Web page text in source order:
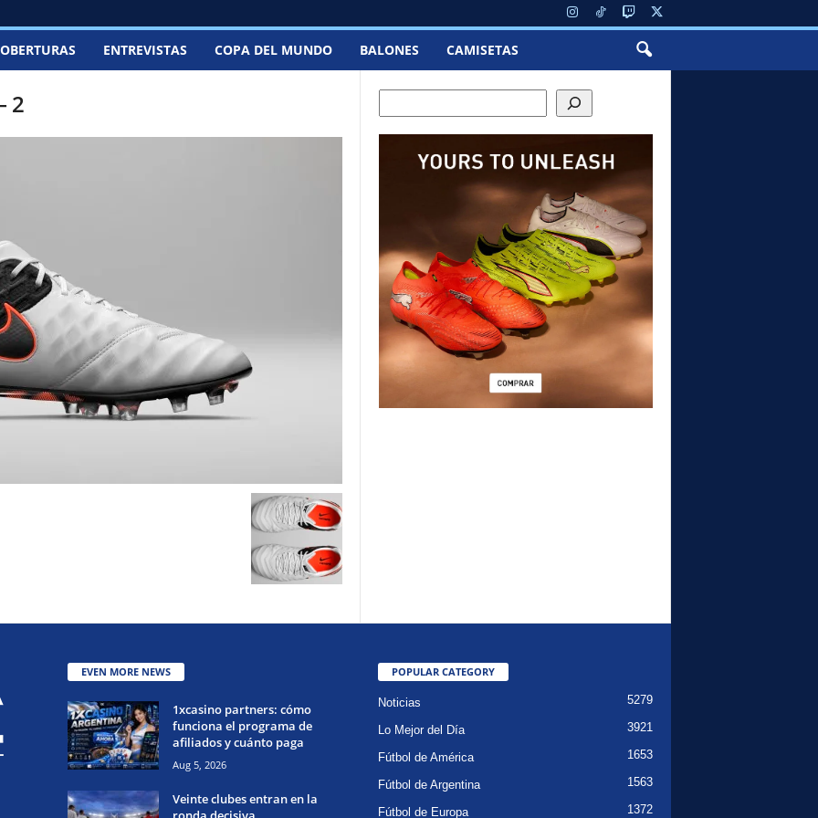
ENTREVISTAS COPA DEL MUNDO BALONES CAMISETAS
2
EVEN MORE NEWS
1xcasino partners: cómo
funciona el programa de
afiliados y cuánto paga
Aug 5, 2026
Veinte clubes entran en la
POPULAR CATEGORY
Noticias 5279
Lo Mejor del Día 3921
Fútbol de América 1653
Fútbol de Argentina 1563
Fútbol de Europa 1372